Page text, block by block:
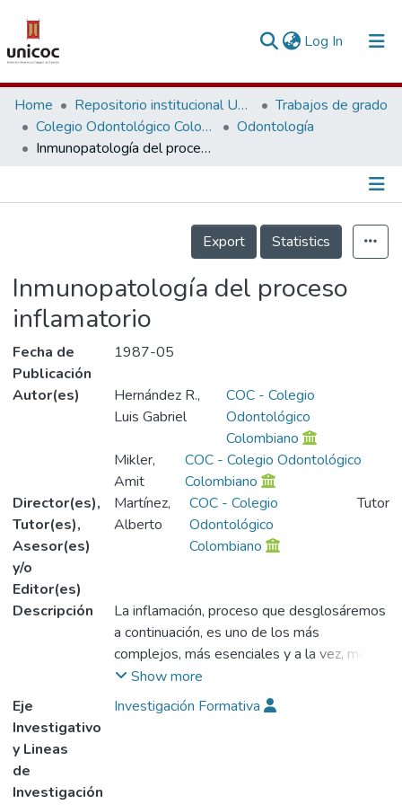
Log In (current)
Communities & Collections
Research Outputs
People
Home Repositorio institucional Unicoc, RI-unicoc
Trabajos de grado
Colegio Odontológico Colombiano
Odontología
Inmunopatología del proceso inflamatorio
Información de la Publicación
Export
Statistics
Inmunopatología del proceso
inflamatorio
Fecha de
Publicación
1987-05
Autor(es)
Hernández R.,
Luis Gabriel
COC - Colegio
Odontológico
Colombiano
Mikler,
Amit
COC - Colegio Odontológico
Colombiano
Director(es),
Tutor(es),
Asesor(es)
y/o
Editor(es)
Martínez,
Alberto
COC - Colegio
Odontológico
Colombiano
Tutor
Descripción
La inflamación, proceso que desglosáremos
a continuación, es uno de los más
complejos, más esenciales y a la vez, más
interesantes temas de la medicina general
(incorporandonos dentro de ella). La
inflamación y su secuela de perturbación de
Show more
Eje
Investigativo
y Lineas
de
Investigación
Investigación Formativa